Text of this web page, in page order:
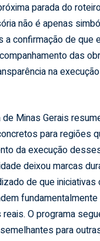
parada do
não é apenas
a confirmação de
das
na
Minas Gerais
para regiões
da execução
deixou marcas
de que
O programa
para